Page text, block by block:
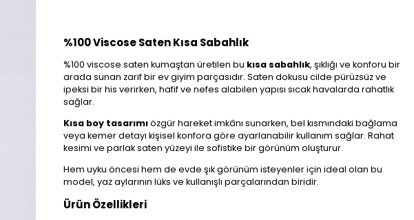
%100 Viscose Saten Kısa Sabahlık
%100 viscose saten kumaştan üretilen bu kısa sabahlık, şıklığı ve konforu bir
arada sunan zarif bir ev giyim parçasıdır. Saten dokusu cilde pürüzsüz ve
ipeksi bir his verirken, hafif ve nefes alabilen yapısı sıcak havalarda rahatlık
sağlar.
Kısa boy tasarımıözgür hareket imkânı sunarken, bel kısmındaki bağlama
veya kemer detayı kişisel konfora göre ayarlanabilir kullanım sağlar. Rahat
kesimi ve parlak saten yüzeyi ile sofistike bir görünüm oluşturur.
Hem uyku öncesi hem de evde şık görünüm isteyenler için ideal olan bu
model, yaz aylarının lüks ve kullanışlı parçalarından biridir.
Ürün Özellikleri